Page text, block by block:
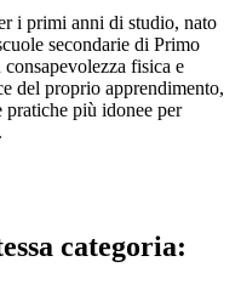
i primi anni di studio, nato
secondarie di Primo
fisica e
del proprio apprendimento,
pratiche più idonee per
categoria: